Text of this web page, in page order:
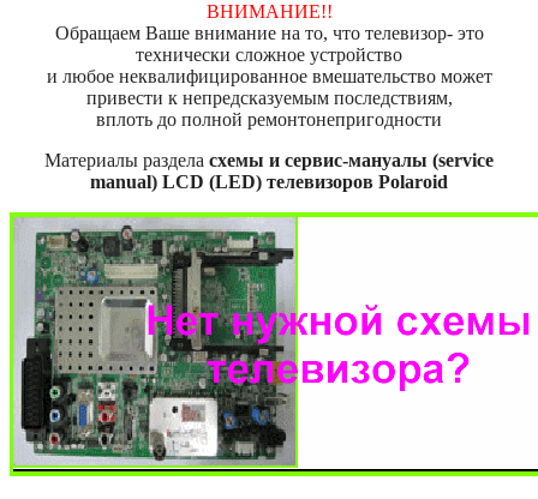
ВНИМАНИЕ!!
Обращаем Ваше внимание на то, что телевизор- это
технически сложное устройство
и любое неквалифицированное вмешательство может
привести к непредсказуемым последствиям,
вплоть до полной ремонтонепригодности
Материалы раздела схемы и сервис-мануалы (service
manual) LCD (LED) телевизоров Polaroid